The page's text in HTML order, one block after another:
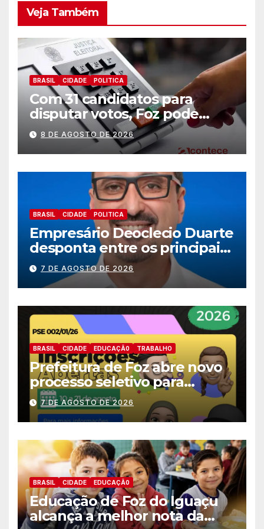
Veja Também
BRASIL CIDADE POLITICA
Com 31 candidatos para
disputar votos, Foz pode
perder representatividade
8 DE AGOSTO DE 2026
BRASIL CIDADE POLITICA
Empresário Deoclecio Duarte
desponta entre os principais
nomes do União Brasil para
deputado estadual
7 DE AGOSTO DE 2026
BRASIL CIDADE EDUCAÇÃ0 TRABALHO
Prefeitura de Foz abre novo
processo seletivo para
estagiários
7 DE AGOSTO DE 2026
BRASIL CIDADE EDUCAÇÃ0
Educação de Foz do Iguaçu
alcança a melhor nota da